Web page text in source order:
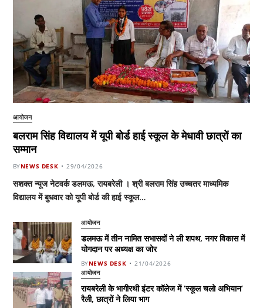
आयोजन
बलराम सिंह विद्यालय में यूपी बोर्ड हाई स्कूल के मेधावी छात्रों का
सम्मान
BYNEWS DESK 29/04/2026
सशक्त न्यूज नेटवर्क डलमऊ, रायबरेली । श्री बलराम सिंह उच्चतर माध्यमिक
विद्यालय में बुधवार को यूपी बोर्ड की हाई स्कूल…
आयोजन
डलमऊ में तीन नामित सभासदों ने ली शपथ, नगर विकास में
योगदान पर अध्यक्ष का जोर
BYNEWS DESK 21/04/2026
आयोजन
रायबरेली के भागीरथी इंटर कॉलेज में ‘स्कूल चलो अभियान’
रैली, छात्रों ने लिया भाग